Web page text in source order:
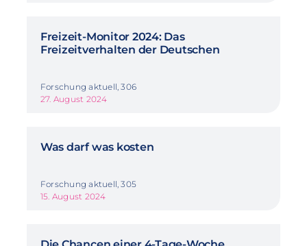
Freizeit-Monitor 2024: Das
Freizeitverhalten der Deutschen
Forschung aktuell, 306
27. August 2024
Was darf was kosten
Forschung aktuell, 305
15. August 2024